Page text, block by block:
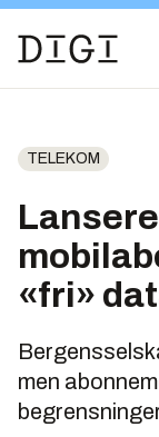
TELEKOM
«fri»
men